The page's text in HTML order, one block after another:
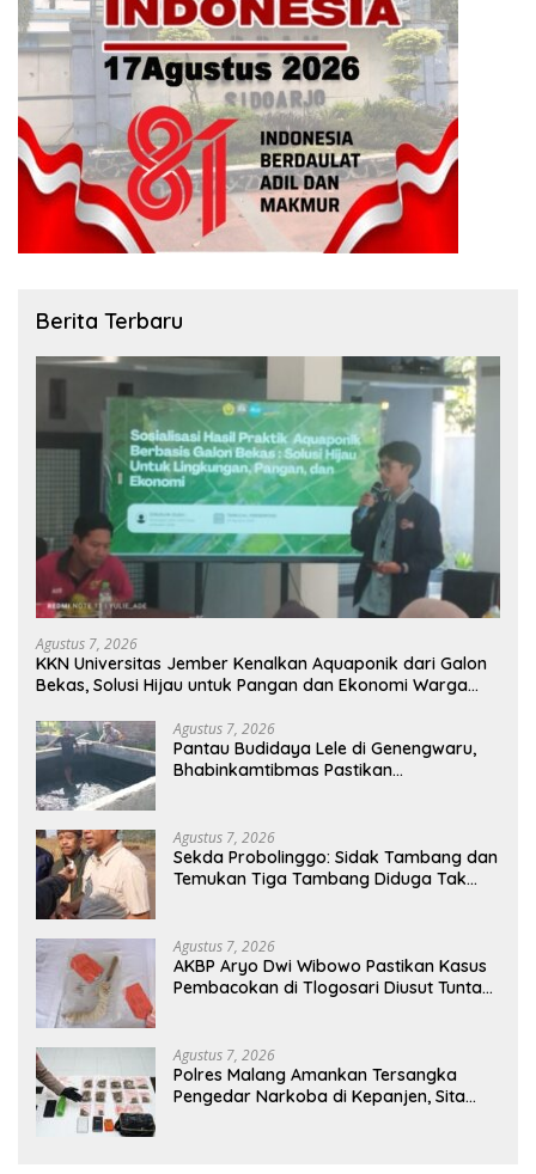
Berita Terbaru
Agustus 7, 2026
KKN Universitas Jember Kenalkan Aquaponik dari Galon
Bekas, Solusi Hijau untuk Pangan dan Ekonomi Warga
Agustus 7, 2026
Pantau Budidaya Lele di Genengwaru,
Bhabinkamtibmas Pastikan
Agustus 7, 2026
Sekda Probolinggo: Sidak Tambang dan
Temukan Tiga Tambang Diduga Tak
Agustus 7, 2026
AKBP Aryo Dwi Wibowo Pastikan Kasus
Pembacokan di Tlogosari Diusut Tuntas,
Agustus 7, 2026
Polres Malang Amankan Tersangka
Pengedar Narkoba di Kepanjen, Sita